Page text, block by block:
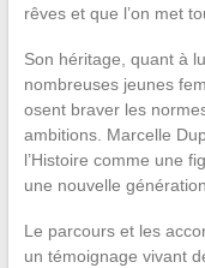
rêves et que l’on met
Son héritage, quant à
nombreuses jeunes
osent braver les
ambitions. Marcelle
l’Histoire comme une
une nouvelle
Le parcours et les
un témoignage vivant